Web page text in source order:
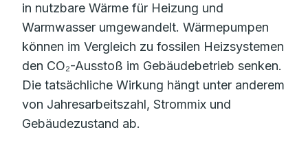
in nutzbare Wärme für Heizung und
Warmwasser umgewandelt. Wärmepumpen
können im Vergleich zu fossilen Heizsystemen
den CO₂-Ausstoß im Gebäudebetrieb senken.
Die tatsächliche Wirkung hängt unter anderem
von Jahresarbeitszahl, Strommix und
Gebäudezustand ab.